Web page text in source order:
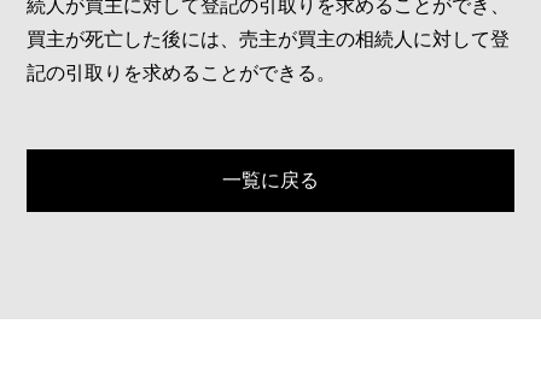
買主が死亡した後には、売主が買主の相続人に対して登
記の引取りを求めることができる。
一覧に戻る